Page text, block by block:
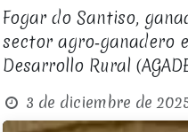
Fogar do Santiso,
sector agro‑ganadero
Desarrollo Rural
3 de diciembre de